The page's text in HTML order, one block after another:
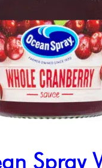
Spray